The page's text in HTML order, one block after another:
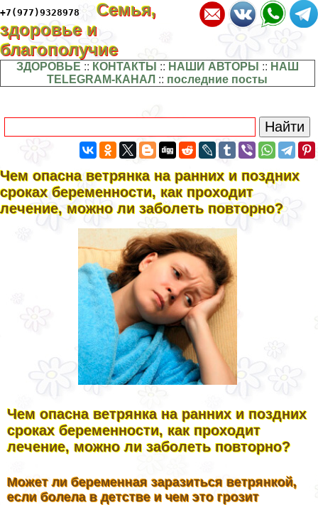
+7(977)9328978
Семья,
здоровье и
благополучие
ЗДОРОВЬЕ :: КОНТАКТЫ :: НАШИ АВТОРЫ :: НАШ
TELEGRAM-КАНАЛ :: последние посты
Чем опасна ветрянка на ранних и поздних
сроках беременности, как проходит
лечение, можно ли заболеть повторно?
Чем опасна ветрянка на ранних и поздних
сроках беременности, как проходит
лечение, можно ли заболеть повторно?
Может ли беременная заразиться ветрянкой,
если болела в детстве и чем это грозит